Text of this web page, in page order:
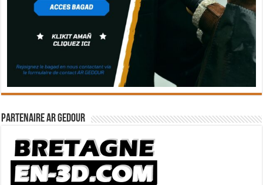
Partenaire Ar Gedour